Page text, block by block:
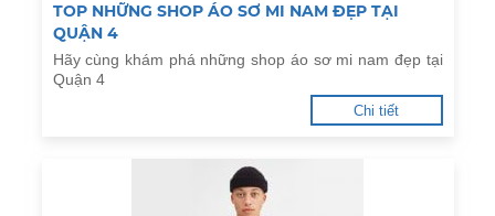
TOP NHỮNG SHOP ÁO SƠ MI NAM ĐẸP TẠI
QUẬN 4
Hãy cùng khám phá những shop áo sơ mi nam đẹp tại
Quận 4
Chi tiết